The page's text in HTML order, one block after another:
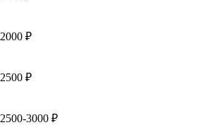
2000 ₽
2500 ₽
2500-3000 ₽